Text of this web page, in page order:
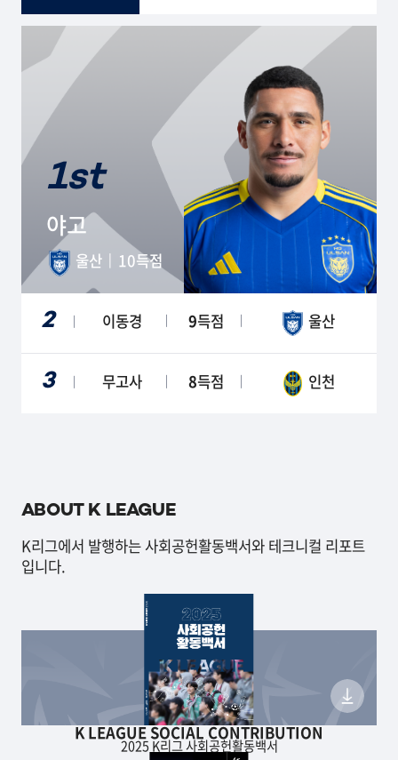
1st
야고
울산 10득점
2 이동경 9득점 울산
3 무고사 8득점 인천
ABOUT K LEAGUE
K리그에서 발행하는 사회공헌활동백서와 테크니컬 리포트
입니다.
K LEAGUE SOCIAL CONTRIBUTION
2025 K리그 사회공헌활동백서